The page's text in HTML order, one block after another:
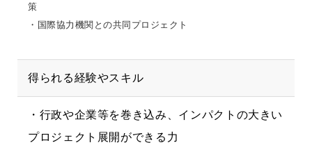
策
・国際協力機関との共同プロジェクト
得られる経験やスキル
・行政や企業等を巻き込み、インパクトの大きい
プロジェクト展開ができる力